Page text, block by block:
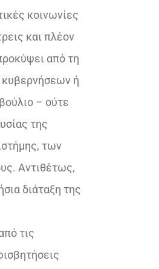
κοινωνίες
και πλέον
από τη
κυβερνήσεων ή
– ούτε
της
των
Αντιθέτως,
διάταξη της
τις